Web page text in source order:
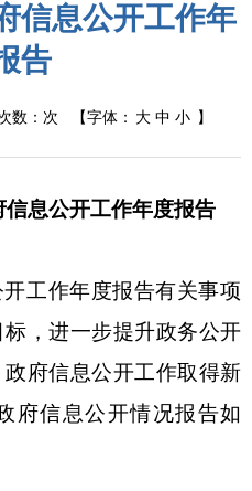
信息公开工作年
告
数： 次 【字体： 大 中 小 】
信息公开工作年度报告
工作年度报告有关事项
，进一步提升政务公开
府信息公开工作取得新
府信息公开情况报告如